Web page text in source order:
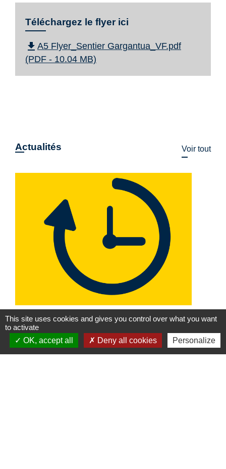
Téléchargez le flyer ici
file_download A5 Flyer_Sentier Gargantua_VF.pdf
(PDF - 10.04 MB)
Actualités Voir tout
Horaires d'ouverture adaptés à
France services Quingey
SOCIAL
This site uses cookies and gives you control over what you want
to activate
OK, accept all
Deny all cookies Personalize